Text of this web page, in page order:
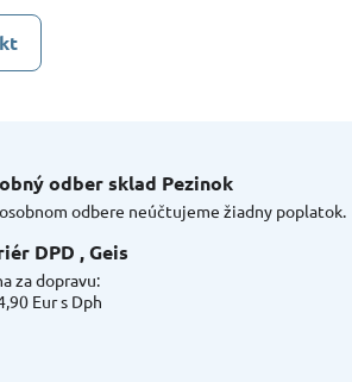
odber sklad Pezinok
odbere neúčtujeme žiadny poplatok.
DPD , Geis
za dopravu:
Eur s Dph